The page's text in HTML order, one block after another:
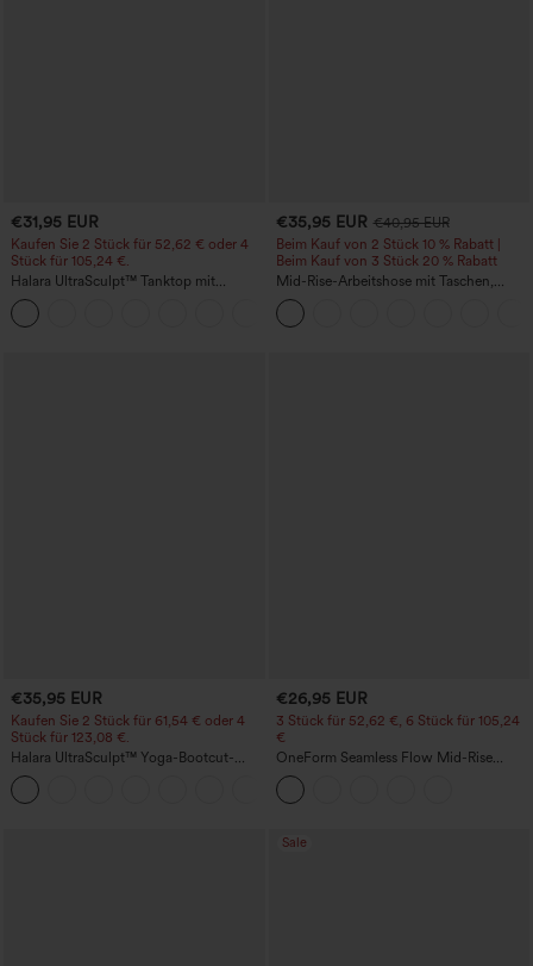
€31,95 EUR
Kaufen Sie 2 Stück für 52,62 € oder 4
Stück für 105,24 €.
Halara UltraSculpt™ Tanktop mit
Rundhalsausschnitt und
geschwungenem Saum
€35,95 EUR €40,95 EUR
Beim Kauf von 2 Stück 10 % Rabatt |
Beim Kauf von 3 Stück 20 % Rabatt
Mid-Rise-Arbeitshose mit Taschen,
Barrel-Leg und weiter Passform
€35,95 EUR
Kaufen Sie 2 Stück für 61,54 € oder 4
Stück für 123,08 €.
Halara UltraSculpt™ Yoga-Bootcut-
Leggings mit hoher Taille,
bauchformender Unterstützung und
Tasche
€26,95 EUR
3 Stück für 52,62 €, 6 Stück für 105,24
€
OneForm Seamless Flow Mid-Rise
Yoga-Leggings - mittelhoher Bund,
bauchformend und mit Po-Lifting-
Effekt
Sale